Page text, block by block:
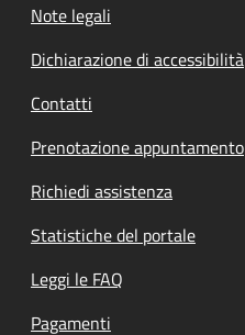
Note legali
Dichiarazione di accessibilità
Contatti
Prenotazione appuntamento
Richiedi assistenza
Statistiche del portale
Leggi le FAQ
Pagamenti